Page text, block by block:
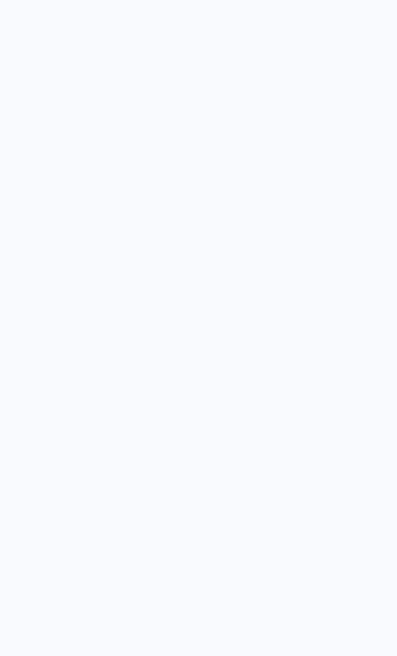
o proporcionada
o folleto
condición o una
proporcionada o
emitidos por o en
omisión, inexactitud o
catálogo, correo
de acción,
mediante la
de la información,
correo